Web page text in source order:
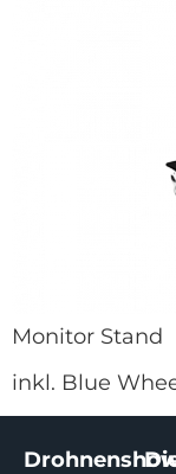
Monitor Stand
inkl. Blue